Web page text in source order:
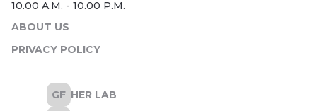
ABOUT US
PRIVACY POLICY